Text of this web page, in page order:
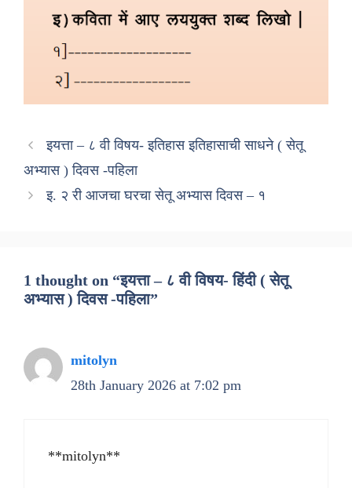
इयत्ता – ८ वी विषय- इतिहास इतिहासाची साधने ( सेतू
अभ्यास ) दिवस -पहिला
इ. २ री आजचा घरचा सेतू अभ्यास दिवस – १
1 thought on “इयत्ता – ८ वी विषय- हिंदी ( सेतू
अभ्यास ) दिवस -पहिला”
mitolyn
28th January 2026 at 7:02 pm
**mitolyn**